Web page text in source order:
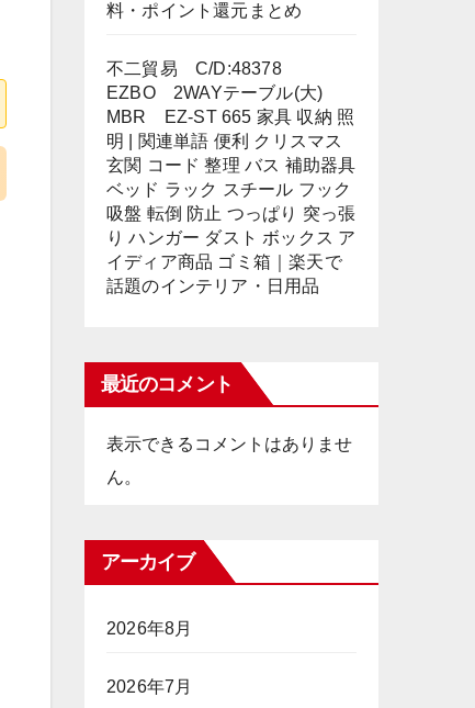
料・ポイント還元まとめ
不二貿易 C/D:48378
EZBO 2WAYテーブル(大)
MBR EZ-ST 665 家具 収納 照
明 | 関連単語 便利 クリスマス
玄関 コード 整理 バス 補助器具
ベッド ラック スチール フック
吸盤 転倒 防止 つっぱり 突っ張
り ハンガー ダスト ボックス ア
イディア商品 ゴミ箱｜楽天で
話題のインテリア・日用品
最近のコメント
表示できるコメントはありませ
ん。
アーカイブ
2026年8月
2026年7月